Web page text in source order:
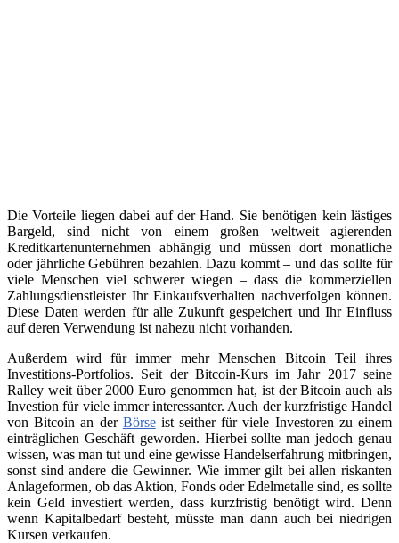
Die Vorteile liegen dabei auf der Hand. Sie benötigen kein lästiges
Bargeld, sind nicht von einem großen weltweit agierenden
Kreditkartenunternehmen abhängig und müssen dort monatliche
oder jährliche Gebühren bezahlen. Dazu kommt – und das sollte für
viele Menschen viel schwerer wiegen – dass die kommerziellen
Zahlungsdienstleister Ihr Einkaufsverhalten nachverfolgen können.
Diese Daten werden für alle Zukunft gespeichert und Ihr Einfluss
auf deren Verwendung ist nahezu nicht vorhanden.
Außerdem wird für immer mehr Menschen Bitcoin Teil ihres
Investitions-Portfolios. Seit der Bitcoin-Kurs im Jahr 2017 seine
Ralley weit über 2000 Euro genommen hat, ist der Bitcoin auch als
Investion für viele immer interessanter. Auch der kurzfristige Handel
von Bitcoin an der Börseist seither für viele Investoren zu einem
einträglichen Geschäft geworden. Hierbei sollte man jedoch genau
wissen, was man tut und eine gewisse Handelserfahrung mitbringen,
sonst sind andere die Gewinner. Wie immer gilt bei allen riskanten
Anlageformen, ob das Aktion, Fonds oder Edelmetalle sind, es sollte
kein Geld investiert werden, dass kurzfristig benötigt wird. Denn
wenn Kapitalbedarf besteht, müsste man dann auch bei niedrigen
Kursen verkaufen.